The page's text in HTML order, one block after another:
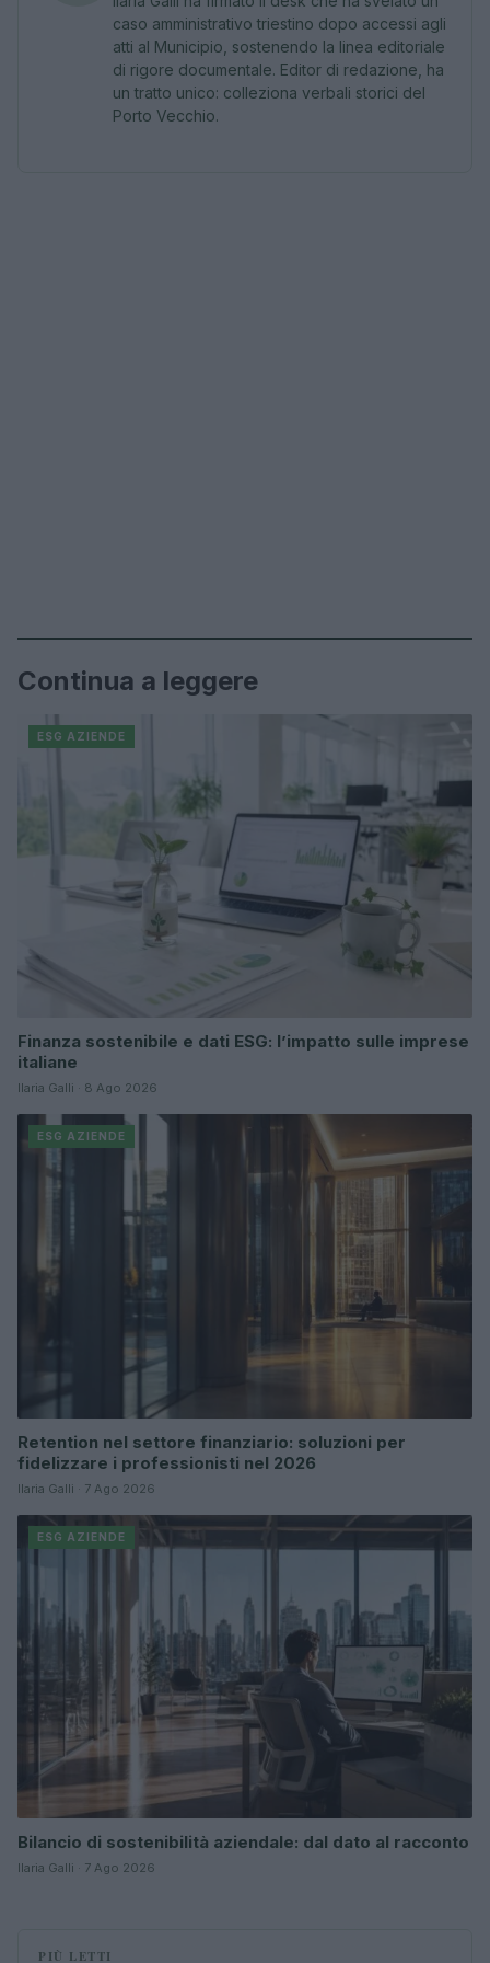
caso amministrativo triestino dopo accessi agli
atti al Municipio, sostenendo la linea editoriale
di rigore documentale. Editor di redazione, ha
un tratto unico: colleziona verbali storici del
Porto Vecchio.
Continua a leggere
ESG AZIENDE
Finanza sostenibile e dati ESG: l’impatto sulle imprese
italiane
Ilaria Galli · 8 Ago 2026
ESG AZIENDE
Retention nel settore finanziario: soluzioni per
fidelizzare i professionisti nel 2026
Ilaria Galli · 7 Ago 2026
ESG AZIENDE
Bilancio di sostenibilità aziendale: dal dato al racconto
Ilaria Galli · 7 Ago 2026
PIÙ LETTI